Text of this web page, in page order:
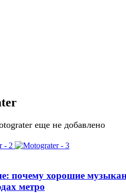
еще не добавлено
почему хорошие
метро